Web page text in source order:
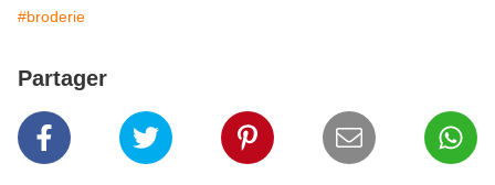
#broderie
Partager